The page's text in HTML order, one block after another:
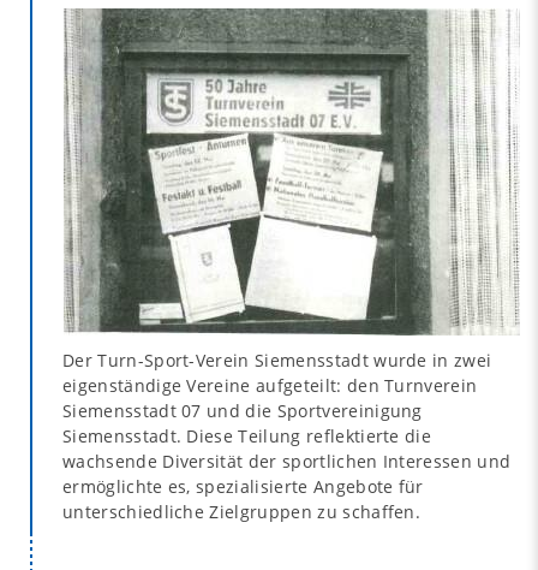
Der Turn-Sport-Verein Siemensstadt wurde in zwei
eigenständige Vereine aufgeteilt: den Turnverein
Siemensstadt 07 und die Sportvereinigung
Siemensstadt. Diese Teilung reflektierte die
wachsende Diversität der sportlichen Interessen und
ermöglichte es, spezialisierte Angebote für
unterschiedliche Zielgruppen zu schaffen.